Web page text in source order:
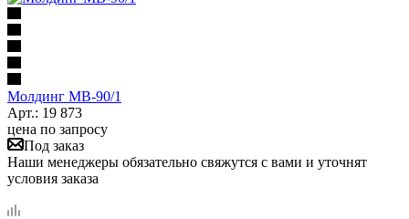
Молдинг МВ-90/1
Арт.: 19 873
цена по запросу
Под заказ
Наши менеджеры обязательно свяжутся с вами и уточнят
условия заказа